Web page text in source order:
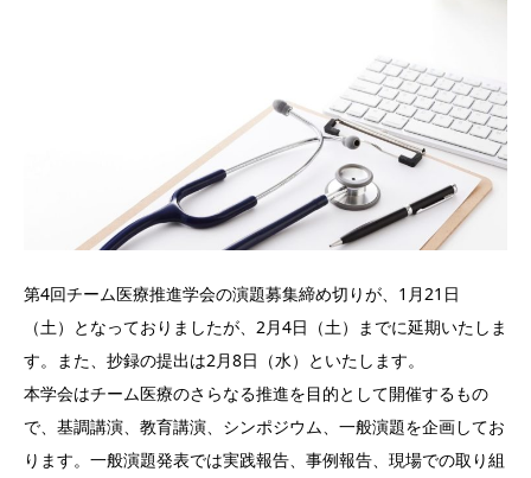
第4回チーム医療推進学会の演題募集締め切りが、1月21日
（土）となっておりましたが、2月4日（土）までに延期いたしま
す。また、抄録の提出は2月8日（水）といたします。
本学会はチーム医療のさらなる推進を目的として開催するもの
で、基調講演、教育講演、シンポジウム、一般演題を企画してお
ります。一般演題発表では実践報告、事例報告、現場での取り組